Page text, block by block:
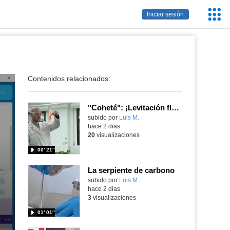
Iniciar sesión
Contenidos relacionados:
"Coheté": ¡Levitación flamígera!
Contenido educativo.
subido por Luis M.
00′ 21″
hace 2 dias
20visualizaciones
La serpiente de carbono
Contenido educativo.
subido por Luis M.
01′ 01″
hace 2 dias
3visualizaciones